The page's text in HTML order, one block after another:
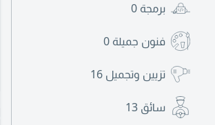
برمجة 0
فنون جميلة 0
تزيين وتجميل 16
سائق 13